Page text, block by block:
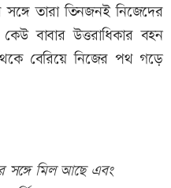
তারা তিনজনই নিজেদের
বাবার উত্তরাধিকার বহন
বেরিয়ে নিজের পথ গড়ে
সঙ্গে মিল আছে এবং